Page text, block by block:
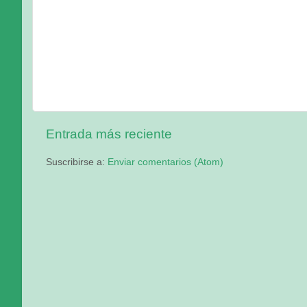
Entrada más reciente
Suscribirse a: Enviar comentarios (Atom)